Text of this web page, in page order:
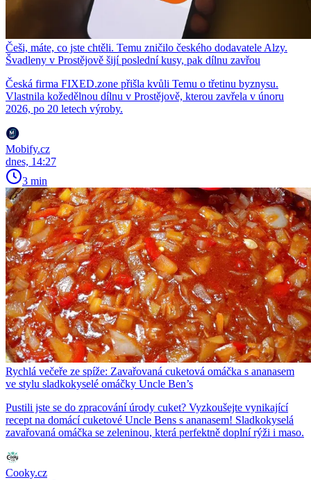
Češi, máte, co jste chtěli. Temu zničilo českého dodavatele Alzy.
Švadleny v Prostějově šijí poslední kusy, pak dílnu zavřou
Česká firma FIXED.zone přišla kvůli Temu o třetinu byznysu.
Vlastnila kožedělnou dílnu v Prostějově, kterou zavřela v únoru
2026, po 20 letech výroby.
Mobify.cz
dnes, 14:27
3 min
Rychlá večeře ze spíže: Zavařovaná cuketová omáčka s ananasem
ve stylu sladkokyselé omáčky Uncle Ben’s
Pustili jste se do zpracování úrody cuket? Vyzkoušejte vynikající
recept na domácí cuketové Uncle Bens s ananasem! Sladkokyselá
zavařovaná omáčka se zeleninou, která perfektně doplní rýži i maso.
Cooky.cz